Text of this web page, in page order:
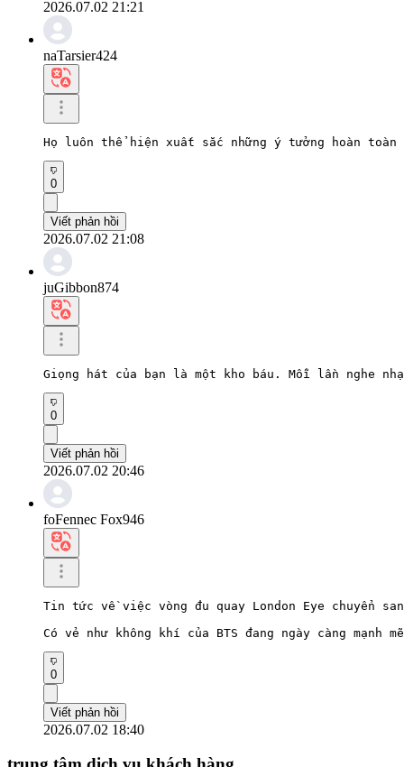
2026.07.02 21:21
naTarsier424
Họ luôn thể hiện xuất sắc những ý tưởng hoàn
0
Viết phản hồi
2026.07.02 21:08
juGibbon874
Giọng hát của bạn là một kho báu. Mỗi lần nghe
0
Viết phản hồi
2026.07.02 20:46
foFennec Fox946
Tin tức về việc vòng đu quay London Eye chuyển
Có vẻ như không khí của BTS đang ngày càng mạnh
0
Viết phản hồi
2026.07.02 18:40